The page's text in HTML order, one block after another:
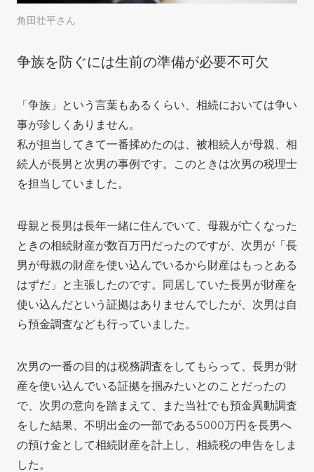
角田壮平さん
争族を防ぐには生前の準備が必要不可欠
「争族」という言葉もあるくらい、相続においては争い
事が珍しくありません。
私が担当してきて一番揉めたのは、被相続人が母親、相
続人が長男と次男の事例です。このときは次男の税理士
を担当していました。
母親と長男は長年一緒に住んでいて、母親が亡くなった
ときの相続財産が数百万円だったのですが、次男が「長
男が母親の財産を使い込んでいるから財産はもっとある
はずだ」と主張したのです。同居していた長男が財産を
使い込んだという証拠はありませんでしたが、次男は自
ら預金調査なども行っていました。
次男の一番の目的は税務調査をしてもらって、長男が財
産を使い込んでいる証拠を掴みたいとのことだったの
で、次男の意向を踏まえて、また当社でも預金異動調査
をした結果、不明出金の一部である5000万円を長男へ
の預け金として相続財産を計上し、相続税の申告をしま
した。